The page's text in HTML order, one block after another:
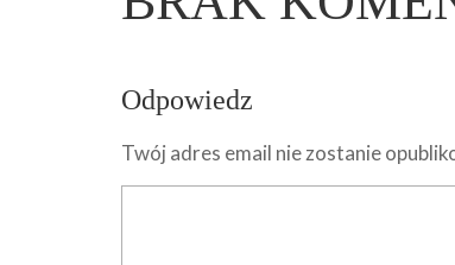
Odpowiedz
Twój adres email nie zostanie